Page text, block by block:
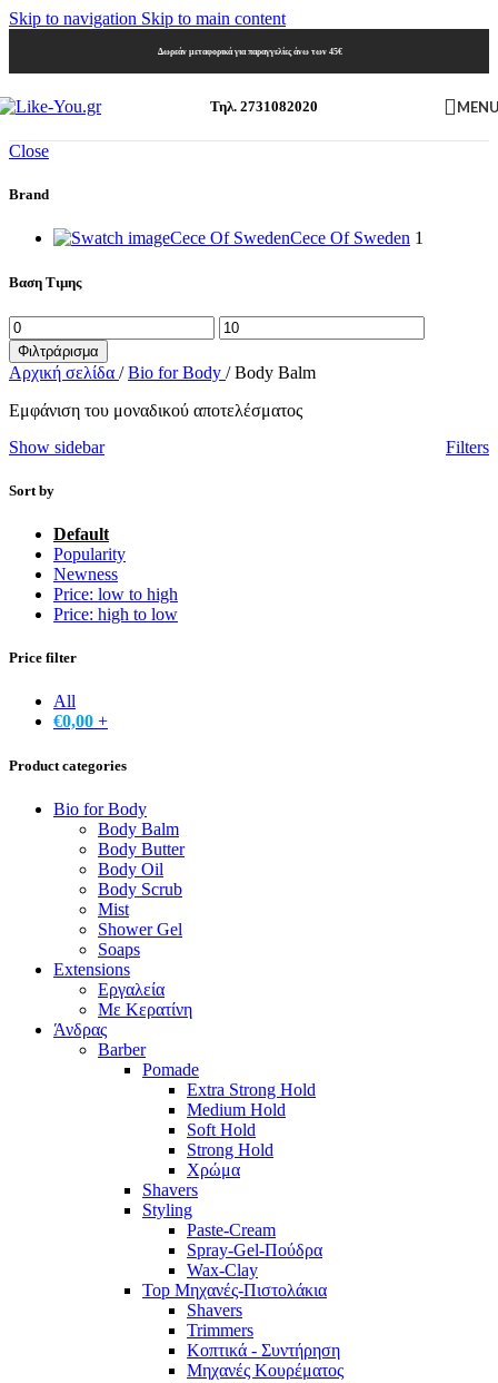
Skip to navigation Skip to main content
Δωρεάν μεταφορικά για παραγγελίες άνω των 45€
Τηλ. 2731082020
Close
Brand
Cece Of SwedenCece Of Sweden 1
Βαση Τιμης
Ελάχιστη
τιμή
Μέγιστη
τιμή
Φιλτράρισμα
Αρχική σελίδα / Bio for Body / Body Balm
Εμφάνιση του μοναδικού αποτελέσματος
Show sidebar
Filters
Sort by
Default
Popularity
Newness
Price: low to high
Price: high to low
Price filter
All
€0,00 +
Product categories
Bio for Body
Body Balm
Body Butter
Body Oil
Body Scrub
Mist
Shower Gel
Soaps
Extensions
Εργαλεία
Με Κερατίνη
Άνδρας
Barber
Pomade
Extra Strong Hold
Medium Hold
Soft Hold
Strong Hold
Χρώμα
Shavers
Styling
Paste-Cream
Spray-Gel-Πούδρα
Wax-Clay
Top Μηχανές-Πιστολάκια
Shavers
Trimmers
Κοπτικά - Συντήρηση
Μηχανές Κουρέματος